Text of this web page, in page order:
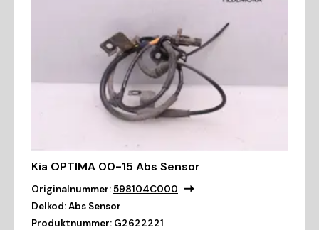
Kia OPTIMA 00-15 Abs Sensor
Originalnummer:598104C000
Delkod:Abs Sensor
Produktnummer: G2622221